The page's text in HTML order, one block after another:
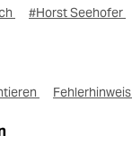
#Horst Seehofer
Fehlerhinweis